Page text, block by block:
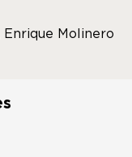
Enrique Molinero